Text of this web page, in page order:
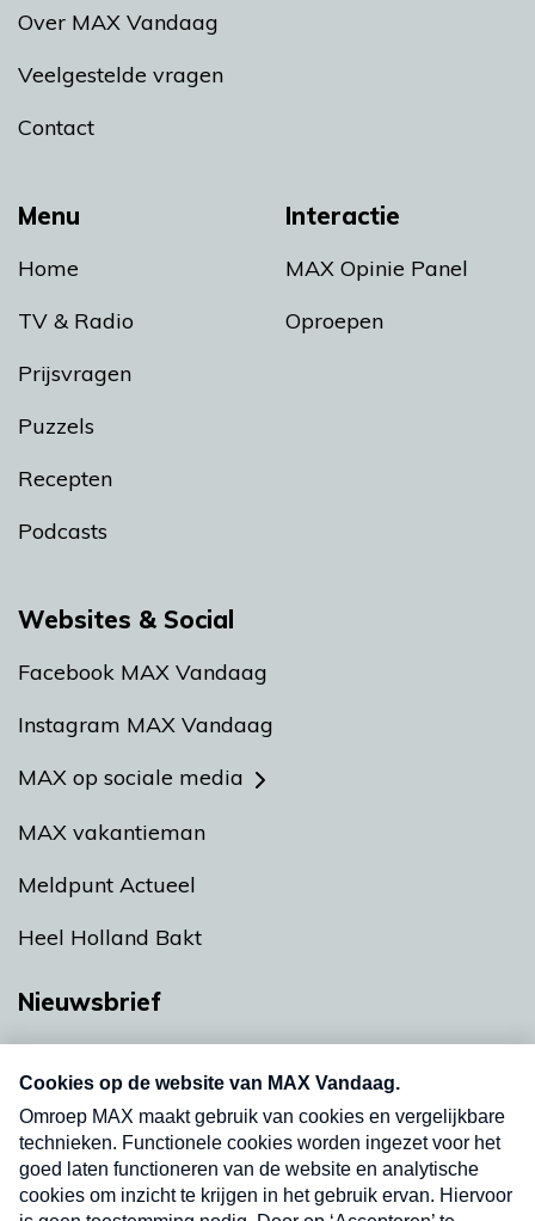
Menu
Home
TV & Radio
Prijsvragen
Puzzels
Recepten
Podcasts
Interactie
MAX Opinie Panel
Oproepen
Over MAX Vandaag
Veelgestelde vragen
Contact
Websites & Social
Facebook MAX Vandaag
Instagram MAX Vandaag
MAX op sociale media
MAX vakantieman
Meldpunt Actueel
Heel Holland Bakt
Nieuwsbrief
nieuwsbrief. Elke vrijdag- en dinsdagochtend in
uw mailbox.
Verzend